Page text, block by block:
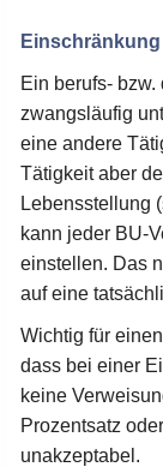
Ein berufs-
zwangsläufig
eine andere
Tätigkeit aber
Lebensstellung
kann jeder BU-
einstellen. Das
auf eine
Wichtig für
dass bei einer
keine
Prozentsatz
unakzeptabel.